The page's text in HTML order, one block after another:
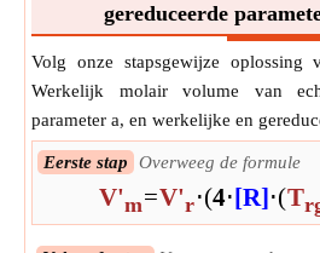
gereduceerde
Volg onze stapsgewijze oplossing
Werkelijk molair volume van
parameter a, en werkelijke en
Eerste stap Overweeg de formule
V'm=V'r⋅(4⋅[R]⋅(T